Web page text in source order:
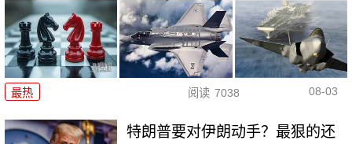
最热 阅读 7038 08-03
特朗普要对伊朗动手？最狠的还